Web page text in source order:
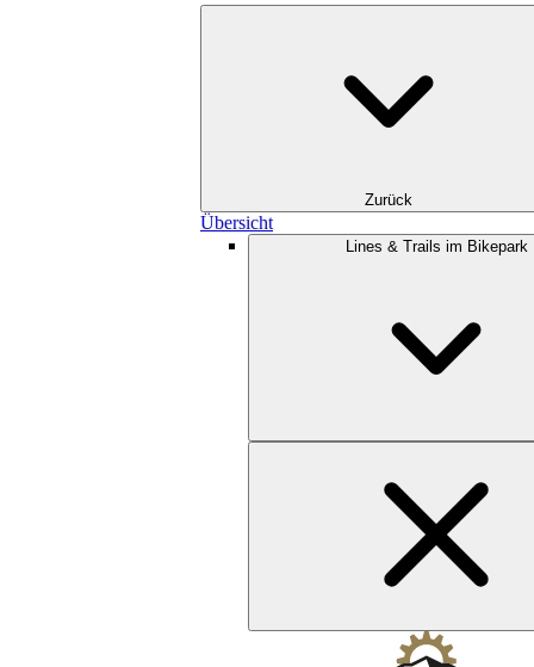
Zurück
Übersicht
Lines & Trails im Bikepark